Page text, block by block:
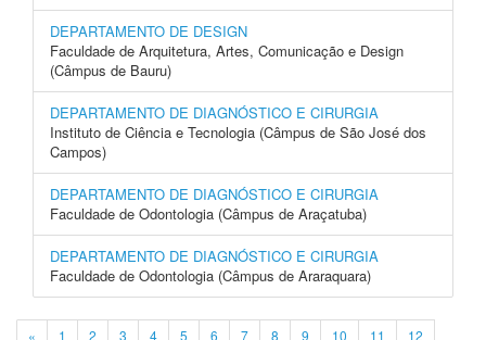
DEPARTAMENTO DE DESIGN
Faculdade de Arquitetura, Artes, Comunicação e Design
(Câmpus de Bauru)
DEPARTAMENTO DE DIAGNÓSTICO E CIRURGIA
Instituto de Ciência e Tecnologia (Câmpus de São José dos
Campos)
DEPARTAMENTO DE DIAGNÓSTICO E CIRURGIA
Faculdade de Odontologia (Câmpus de Araçatuba)
DEPARTAMENTO DE DIAGNÓSTICO E CIRURGIA
Faculdade de Odontologia (Câmpus de Araraquara)
« 1 2 3 4 5 6 7 8 9 10 11 12